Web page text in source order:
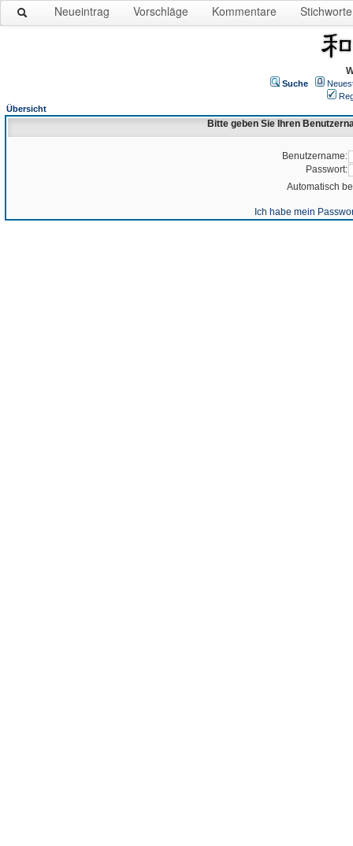
Neueintrag Vorschläge Kommentare Stichworte
Suche
Übersicht
Bitte geben Sie Ihren
Benutzername:
Passwort:
Automatisch
Ich habe mein